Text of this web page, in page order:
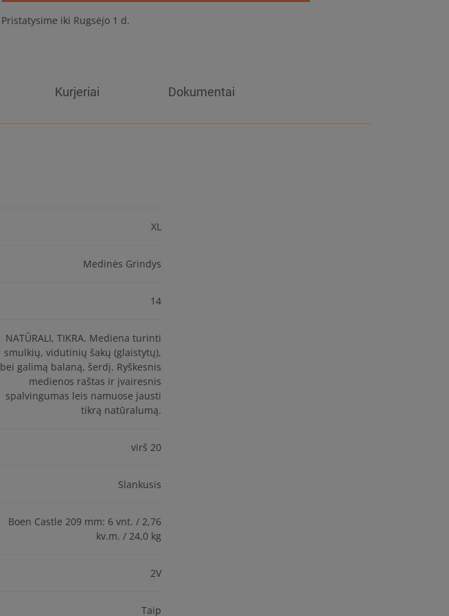
Pristatysime iki Rugsėjo 1 d.
Kurjeriai Dokumentai
XL
Medinės Grindys
14
NATŪRALI, TIKRA. Mediena turinti
smulkių, vidutinių šakų (glaistytų),
bei galimą balaną, šerdį. Ryškesnis
medienos raštas ir įvairesnis
spalvingumas leis namuose jausti
tikrą natūralumą.
virš 20
Slankusis
Boen Castle 209 mm: 6 vnt. / 2,76
kv.m. / 24,0 kg
2V
Taip